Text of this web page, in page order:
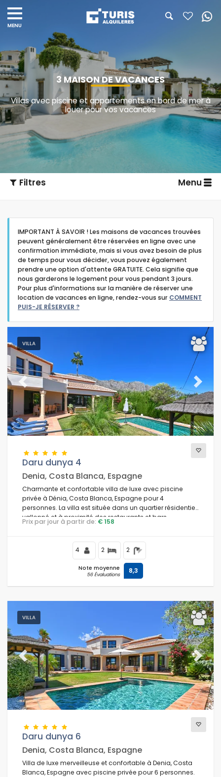
3 MAISON DE VACANCES
Villas avec piscine et appartements en bord de mer à
louer pour vos vacances
Filtres Menu
Type d'hébergement
Personnes
Des chambres
Salles de bains
Optionnel
Confort
Services
Vues
Catégories supplémentaires
IMPORTANT À SAVOIR ! Les maisons de vacances trouvées
peuvent généralement être réservées en ligne avec une
confirmation immédiate, mais si vous avez besoin de plus
de temps pour vous décider, vous pouvez également
prendre une option d'attente GRATUITE. Cela signifie que
nous garderons le logement pour vous pendant 3 jours.
Pour plus d'informations sur la manière de réserver une
location de vacances en ligne, rendez-vous sur COMMENT
PUIS-JE RÉSERVER ?
VILLA
Previous Next
Daru dunya 4
Denia, Costa Blanca, Espagne
Charmante et confortable villa de luxe avec piscine
privée à Dénia, Costa Blanca, Espagne pour 4
personnes. La villa est située dans un quartier résidentiel
vallonné et à proximité des restaurants et bars.
Prix par jour à partir de: € 158
4 2 2
Note moyenne
56 Évaluations 8,3
VILLA
Previous Next
Daru dunya 6
Denia, Costa Blanca, Espagne
Villa de luxe merveilleuse et confortable à Denia, Costa
Blanca, Espagne avec piscine privée pour 6 personnes.